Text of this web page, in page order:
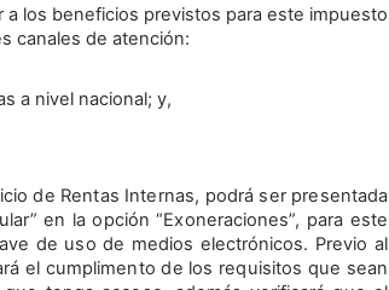
a los beneficios previstos para este impuesto
canales de atención:
a nivel nacional; y,
de Rentas Internas, podrá ser presentada
en la opción “Exoneraciones”, para este
de uso de medios electrónicos. Previo al
el cumplimento de los requisitos que sean